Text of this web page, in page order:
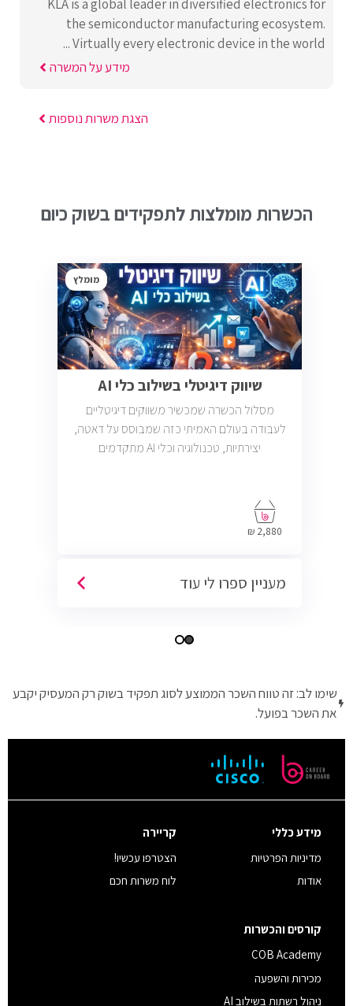
KLA is a global leader in diversified electronics for
the semiconductor manufacturing ecosystem.
Virtually every electronic device in the world ...
מידע על המשרה
הצגת משרות נוספות
הכשרות מומלצות לתפקידים בשוק כיום
מומלץ
שיווק דיגיטלי בשילוב כלי AI
מסלול הכשרה שמכשיר משווקים דיגיטליים
לעבודה בעולם האמיתי כזה שמבוסס על דאטה,
יצירתיות, טכנולוגיה וכלי AI מתקדמים
2,880 ₪
מעניין ספרו לי עוד
שימו לב: זה טווח השכר הממוצע לסוג תפקיד בשוק רק המעסיק יקבע
את השכר בפועל.
מידע כללי
מדיניות הפרטיות
אודות
קריירה
הצטרפו עכשיו!
לוח משרות חכם
קורסים והכשרות
COB Academy
מכירות והשפעה
ניהול רשתות בשילוב AI